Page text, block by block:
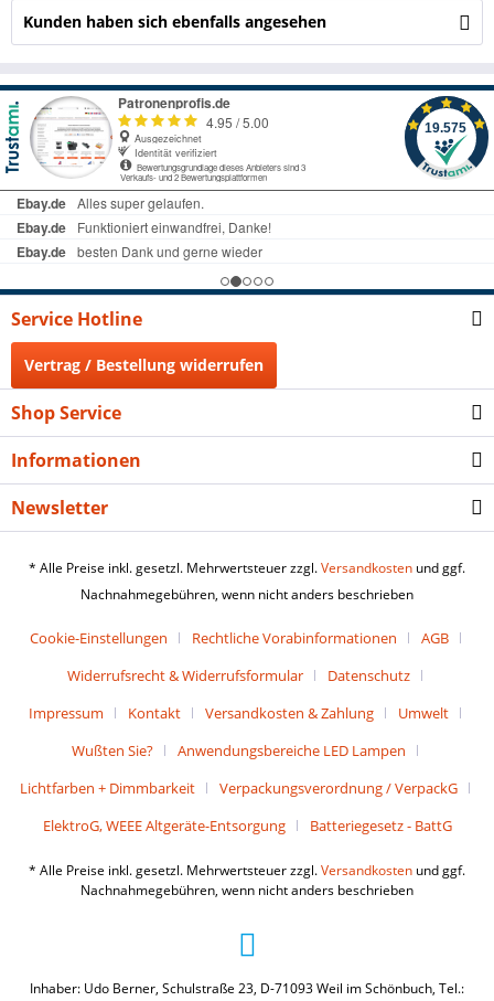
Kunden haben sich ebenfalls angesehen
Service Hotline
Vertrag / Bestellung widerrufen
Shop Service
Informationen
Newsletter
* Alle Preise inkl. gesetzl. Mehrwertsteuer zzgl.Versandkosten und ggf.
Nachnahmegebühren, wenn nicht anders beschrieben
Cookie-Einstellungen Rechtliche Vorabinformationen
AGB
Widerrufsrecht & Widerrufsformular
Datenschutz
Impressum
Kontakt Versandkosten & Zahlung
Umwelt
Wußten Sie?
Anwendungsbereiche LED Lampen
Lichtfarben + Dimmbarkeit
Verpackungsverordnung / VerpackG
ElektroG, WEEE Altgeräte-Entsorgung
Batteriegesetz - BattG
* Alle Preise inkl. gesetzl. Mehrwertsteuer zzgl.Versandkosten und ggf.
Nachnahmegebühren, wenn nicht anders beschrieben
Inhaber: Udo Berner, Schulstraße 23, D-71093 Weil im Schönbuch, Tel.: